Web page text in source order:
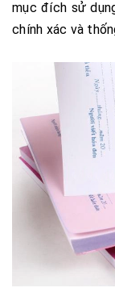
mục đích sử
chính xác và